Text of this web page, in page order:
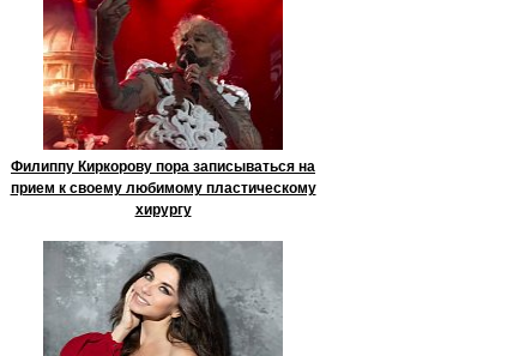
Филиппу Киркорову пора записываться на
прием к своему любимому пластическому
хирургу